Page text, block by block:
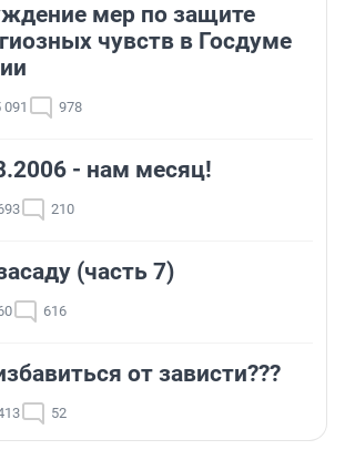
мер по защите
чувств в Госдуме
091 978
- нам месяц!
210
(часть 7)
616
от зависти???
52